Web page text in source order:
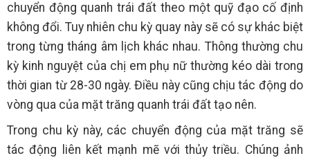
chuyển động quanh trái đất theo một quỹ đạo cố định
không đổi. Tuy nhiên chu kỳ quay này sẽ có sự khác biệt
trong từng tháng âm lịch khác nhau. Thông thường chu
kỳ kinh nguyệt của chị em phụ nữ thường kéo dài trong
thời gian từ 28-30 ngày. Điều này cũng chịu tác động do
vòng qua của mặt trăng quanh trái đất tạo nên.
Trong chu kỳ này, các chuyển động của mặt trăng sẽ
tác động liên kết mạnh mẽ với thủy triều. Chúng ảnh